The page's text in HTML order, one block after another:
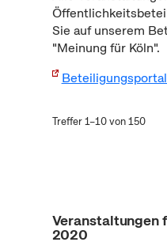
Sie auf unserem
"Meinung für Köln".
Treffer 1–10 von 150
Veranstaltungen
2020